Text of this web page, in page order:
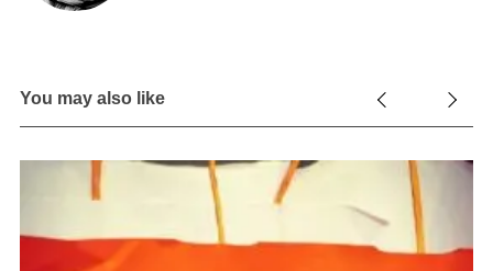
You may also like